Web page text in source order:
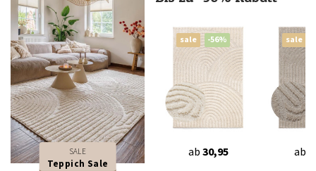
SALE
Teppich Sale
sale -56%
ab 30,95
sale
ab